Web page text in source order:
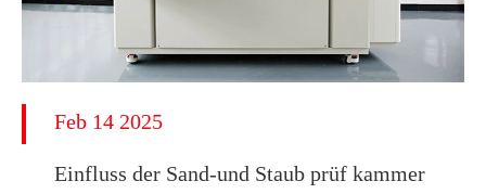
Feb 14 2025
Einfluss der Sand-und Staub prüf kammer